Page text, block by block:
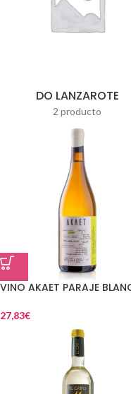
DO LANZAROTE
2 producto
VINO AKAET PARAJE
27,83€